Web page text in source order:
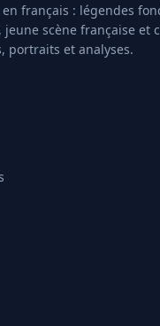
français : légendes
scène française et
portraits et analyses.